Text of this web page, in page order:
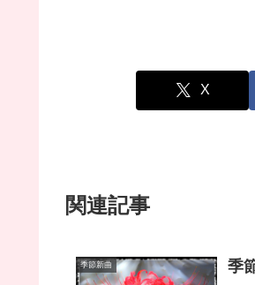
X
関連記事
季節新曲 季